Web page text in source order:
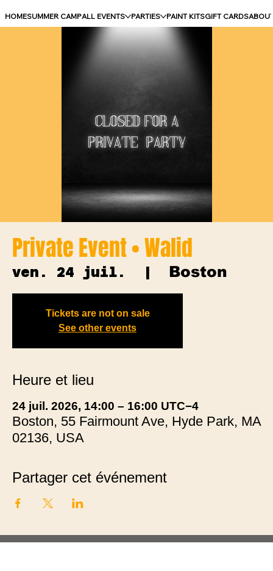
HOMESUMMER CAMPALL EVENTS PARTIES PAINT KITSGIFT CARDS
Private Event • Walid
ven. 24 juil.
  |
Boston
Tickets are not on sale
See other events
Heure et lieu
24 juil. 2026, 14:00 – 16:00 UTC−4
Boston, 55 Fairmount Ave, Hyde Park, MA
02136, USA
Partager cet événement